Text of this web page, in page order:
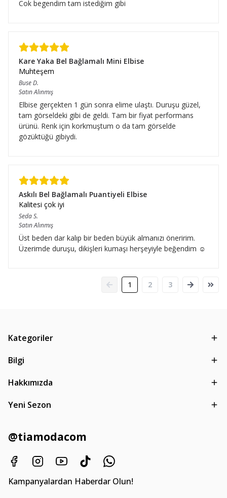
Cok begendim tam istediğim gibi
Kare Yaka Bel Bağlamalı Mini Elbise
Muhteşem
BuseD.
Satın Alınmış
Elbise gerçekten 1 gün sonra elime ulaştı. Duruşu güzel,
tam görseldeki gibi de geldi. Tam bir fiyat performans
ürünü. Renk için korkmuştum o da tam görselde
gözüktüğü gibiydi.
Askılı Bel Bağlamalı Puantiyeli Elbise
Kalitesi çok iyi
SedaS.
Satın Alınmış
Üst beden dar kalıp bir beden büyük almanızı öneririm.
Üzerimde duruşu, dikişleri kumaşı herşeyiyle beğendim ☺️
1 2 3
Kategoriler
Bilgi
Hakkımızda
Yeni Sezon
@tiamodacom
Kampanyalardan Haberdar Olun!